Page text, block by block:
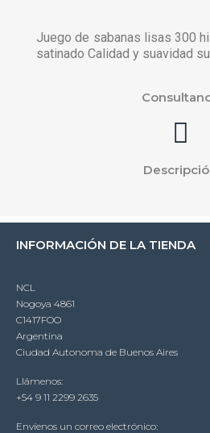
Juego de sabanas lisas 300
satinado Calidad y suavidad
INFORMACIÓN DE LA TIENDA
NCL
Nogoya 4861
C1417FOO
Argentina
Ciudad Autonoma de Buenos Aires
Llámenos:
+54 9 11 2299 2635
Envíenos un correo electrónico: